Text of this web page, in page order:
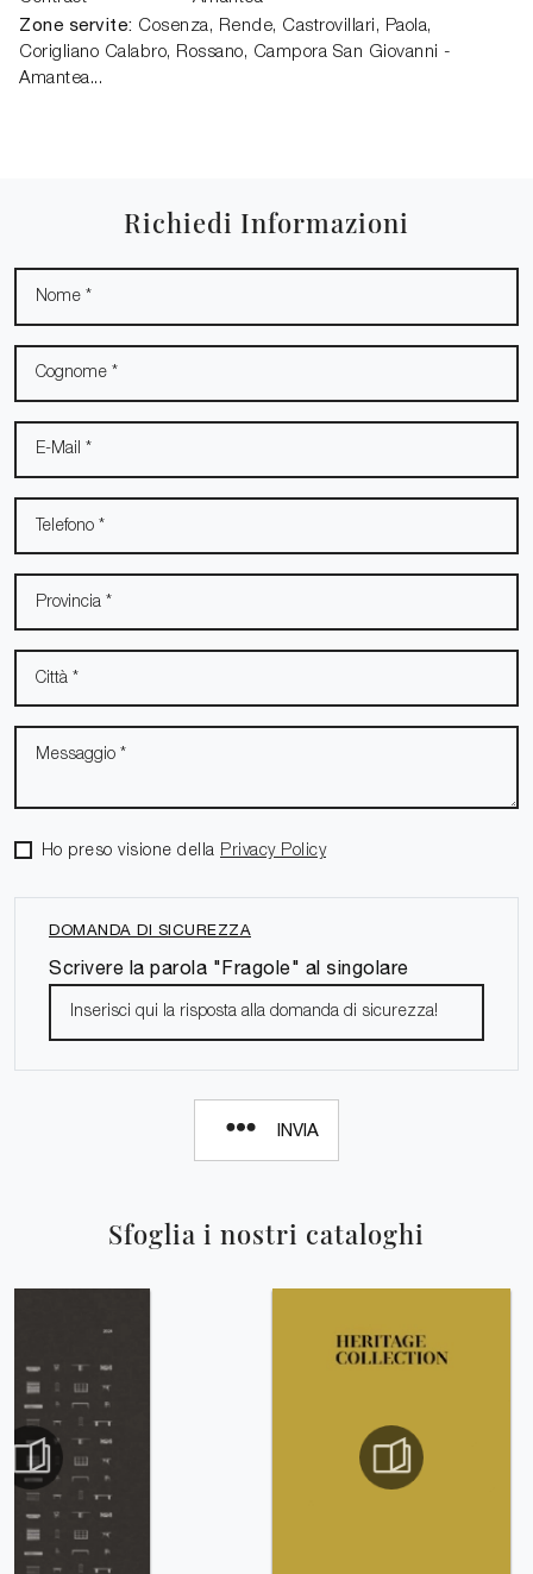
Zone servite: Cosenza, Rende, Castrovillari, Paola,
Corigliano Calabro, Rossano, Campora San Giovanni -
Amantea...
Sfoglia i nostri cataloghi
Richiedi Informazioni
Ho preso visione della Privacy Policy
DOMANDA DI SICUREZZA
Scrivere la parola "Fragole" al singolare
INVIA